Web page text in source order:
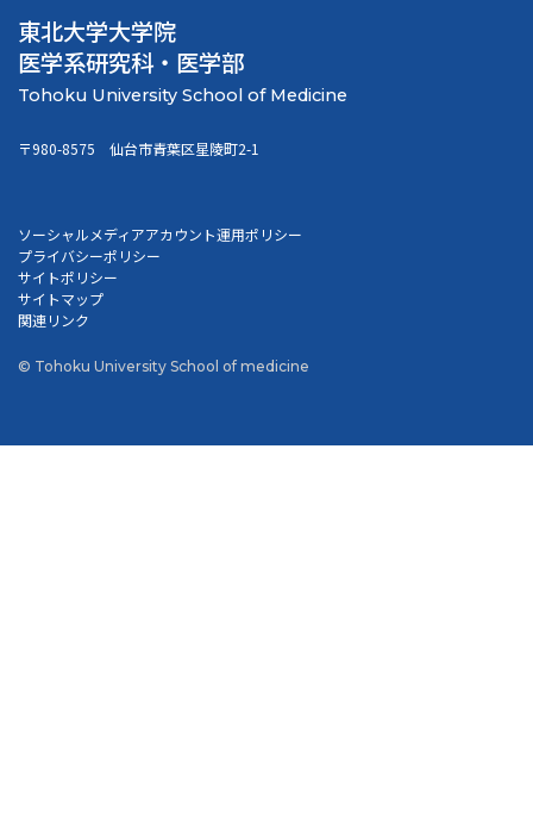
東北大学大学院
医学系研究科・医学部
〒980-8575 仙台市青葉区星陵町2-1
ソーシャルメディアアカウント運用ポリシー
プライバシーポリシー
サイトポリシー
サイトマップ
関連リンク
© Tohoku University School of medicine